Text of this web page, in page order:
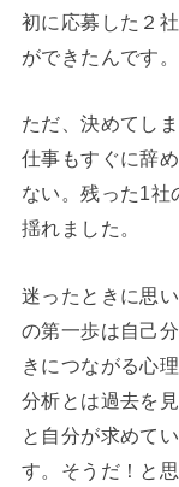
初に応募した２
ができたんです。
ただ、決めてし
仕事もすぐに辞
ない。残った1社
揺れました。
迷ったときに思
の第一歩は自己
きにつながる心
分析とは過去を
と自分が求めて
す。そうだ！と